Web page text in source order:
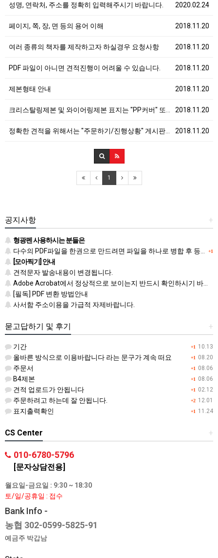
2020.02.24
성명, 연락처, 주소를 정확히 입력해주시기 바랍니다.
2018.11.20
페이지, 쪽, 장, 면 등의 용어 이해
2018.11.20
여러 종류의 책자를 제작하고자 하실경우 요청사항
2018.11.20
PDF 파일이 아니면 견적진행이 어려울 수 있습니다.
2018.11.20
제본형태 안내
2018.11.20
크리스탈링제본 및 와이어링제본 표지는 "PP커버" 또는…
2018.11.20
정확한 견적을 위해서는 "주문하기/진행상황" 게시판을 …
1
+
공지사항
형광펜 사용하시는 분들은
+1
다수의 PDF파일을 한권으로 만드려면 파일을 하나로 병합 후 등록하시기 바랍니다.
[모아찍기] 안내
견적문자 발송내용이 변경됩니다.
Adobe Acrobat에서 정상적으로 보이는지 반드시 확인하시기 바랍니다.
[필독] PDF 변환 방법안내
사서함 주소이용을 가급적 자제바랍니다.
+
묻고답하기 및 후기
+1 10.13
기간
+1 08.20
올바른 방식으로 이용바랍니다 라는 문구가 계속 떠요
+1 08.06
주문서
+1 08.06
B4제본
+1 02.12
견적 업로드가 안됩니다
+2 12.01
주문하려고 하는데 잘 안됩니다.
+1 11.24
표지출력확인
+
CS Center
010-6780-5796
[문자상담전용]
월요일-금요일 : 9:30 ~ 18:30
토/일/공휴일 : 접수
Bank Info -
농협 302-0599-5825-91
예금주 박갑남